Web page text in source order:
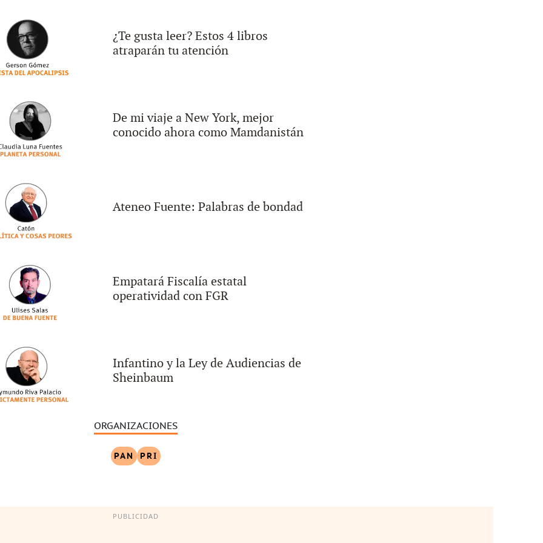
¿Te gusta leer? Estos 4 libros
atraparán tu atención
De mi viaje a New York, mejor
conocido ahora como Mamdanistán
Ateneo Fuente: Palabras de bondad
Empatará Fiscalía estatal
operatividad con FGR
Infantino y la Ley de Audiencias de
Sheinbaum
ORGANIZACIONES
PAN PRI
PUBLICIDAD